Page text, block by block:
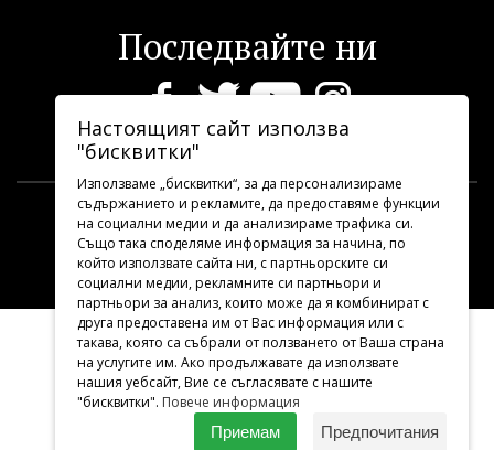
Последвайте ни
TBA.ART.BG2026 © Всички права запазени.
Дизайн и програмиранеУебДизайн
Настоящият сайт използва
"бисквитки"
Използваме „бисквитки“, за да персонализираме
съдържанието и рекламите, да предоставяме функции
на социални медии и да анализираме трафика си.
Също така споделяме информация за начина, по
който използвате сайта ни, с партньорските си
социални медии, рекламните си партньори и
партньори за анализ, които може да я комбинират с
друга предоставена им от Вас информация или с
такава, която са събрали от ползването от Ваша страна
на услугите им. Ако продължавате да използвате
нашия уебсайт, Вие се съгласявате с нашите
"бисквитки". Повече информация
Приемам
Предпочитания